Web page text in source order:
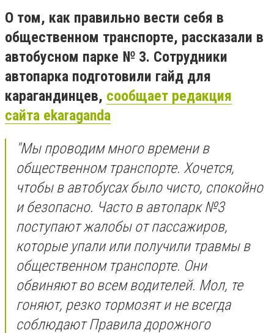
О том, как правильно вести себя в
общественном транспорте, рассказали в
автобусном парке № 3. Сотрудники
автопарка подготовили гайд для
карагандинцев, сообщает редакция
сайта ekaraganda
"Мы проводим много времени в
общественном транспорте. Хочется,
чтобы в автобусах было чисто, спокойно
и безопасно. Часто в автопарк №3
поступают жалобы от пассажиров,
которые упали или получили травмы в
общественном транспорте. Они
обвиняют во всем водителей. Мол, те
гоняют, резко тормозят и не всегда
соблюдают Правила дорожного